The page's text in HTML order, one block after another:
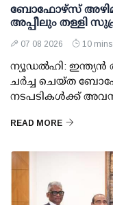
ബോഫോഴ്സ്
അപ്പീലും തള്ളി
07 08 2026 10 mins
ന്യൂഡല്‍ഹി: ഇന്ത്യന്‍
ചര്‍ച്ച ചെയ്ത
നടപടികള്‍ക്ക്
READ MORE